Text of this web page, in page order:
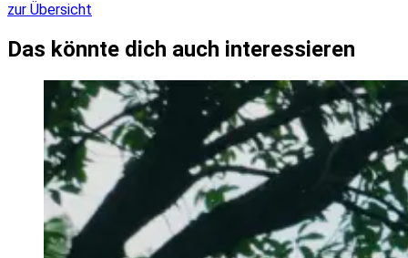
zur Übersicht
Das könnte dich auch interessieren